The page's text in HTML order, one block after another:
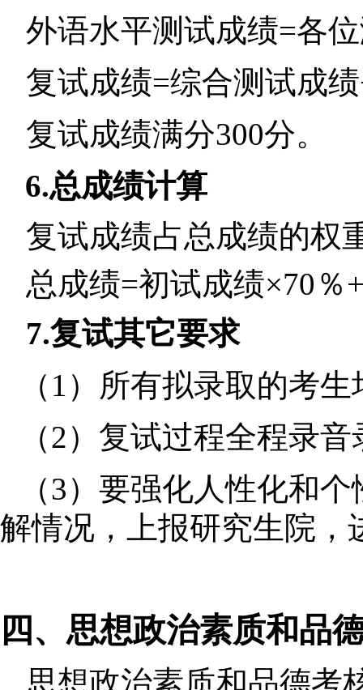
外语水平测试成绩=各
复试成绩=综合测试成绩
复试成绩满分300分。
6.总成绩计算
复试成绩占总成绩的权
总成绩=初试成绩×70 ％
7.复试其它要求
（ 1 ）所有拟录取的考
（2）复试过程全程录音
（3）要强化人性化和
解情况，上报研究生院，
四 、 思想政治素质和品
思想政治素质和品德考